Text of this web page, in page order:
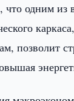
что одним
позволит